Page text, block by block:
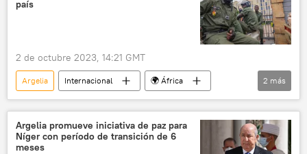
país
2 de octubre 2023, 14:21 GMT
Argelia Internacional
🌍 África
Níger
Golpe de Estado en Níger (2023)
2 más
Argelia promueve iniciativa de paz para
Níger con período de transición de 6
meses